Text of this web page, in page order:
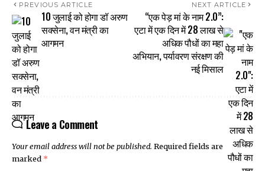
PREVIOUS ARTICLE
10 जुलाई को होगा डॉ अरुण
सक्सेना, वन मंत्री का
आगमन
NEXT ARTICLE
“एक पेड़ मां के नाम 2.0”:
एटा में एक दिन में 28 लाख से
अधिक पौधों का महा
अभियान, पर्यावरण संरक्षण की
नई मिसाल
Leave a Comment
Your email address will not be published. Required fields are
marked *